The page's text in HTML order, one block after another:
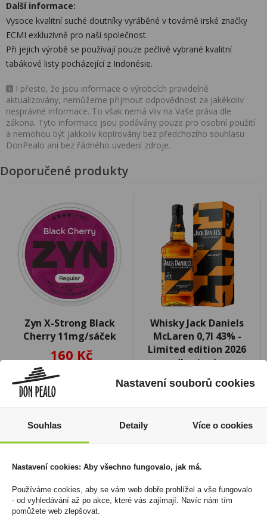
Další informace:
Vysoce kvalitní suché doutníky vyráběné v továrně irské značky
ECMI exkluzivně pro naši společnost.
Při jejich výrobě se používají pouze pečlivě vybrané kvalitní
tabákové listy pocházející z Indonésie.
I přesto, že jsou informace o výrobcích pravidelně
aktualizovány, nemůžeme přijmout odpovědnost za jakékoliv
nesprávné informace. To však nemá vliv na Vaše práva dle
zákona. Tyto informace jsou podávány pouze pro osobní použití
a nemohou být jakkoliv kopírovány bez předchozího souhlasu
DonPealo ani bez řádného uvedení zdroje.
Doporučené produkty
Zyn X-Strong Black
Cherry 11mg/sáček
160 Kč
Cena za:
Skladem:
Whisky Jack Daniels
McLaren 0,7l 43% -
Limited edition 2026
(karton)
649 Kč
Nastavení souborů cookies
Souhlas Detaily Více o cookies
Nastavení cookies: Aby všechno fungovalo, jak má.
Používáme cookies, aby se vám web dobře prohlížel a vše fungovalo
- od vyhledávání až po akce, které vás zajímají. Navíc nám tím
pomůžete web zlepšovat.